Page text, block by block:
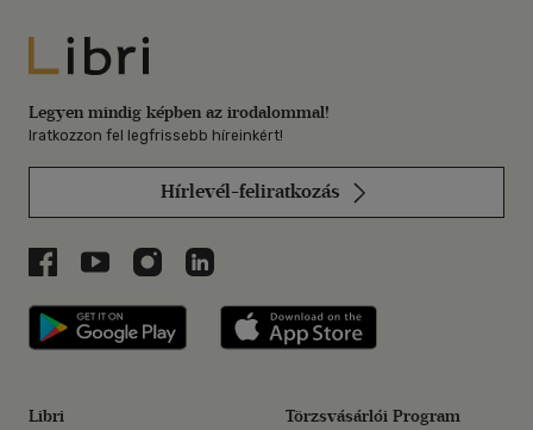
Libri
Legyen mindig képben az irodalommal!
Iratkozzon fel legfrissebb híreinkért!
Hírlevél-feliratkozás
Libri a Facebookon
Libri a Youtube-on
Libri az Instagramon
Libri a LinkedInen
Libri applikáció Szerezd meg: Google
Libri Törzsvásárlói Program